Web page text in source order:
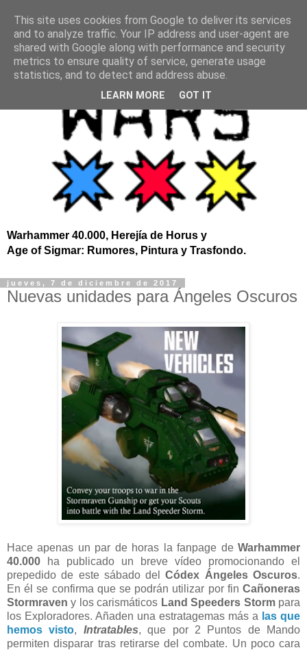
Warhammer 40.000, Herejía de Horus y
Age of Sigmar: Rumores, Pintura y Trasfondo.
jueves, 7 de diciembre de 2017
Nuevas unidades para Ángeles Oscuros
Hace apenas un par de horas la fanpage de Warhammer
40.000 ha publicado un breve vídeo promocionando el
prepedido de este sábado delCódex Ángeles Oscuros.
En él se confirma que se podrán utilizar por fin Cañoneras
Stormraven y los carismáticos Land Speeders Storm para
los Exploradores. Añaden una estratagemas más a las que
hemos visto, Intratables, que por 2 Puntos de Mando
permiten disparar tras retirarse del combate. Un poco cara
This site uses cookies from Google to deliver its services
and to analyze traffic. Your IP address and user-agent are
shared with Google along with performance and security
metrics to ensure quality of service, generate usage
statistics, and to detect and address abuse.
LEARN MORE GOT IT